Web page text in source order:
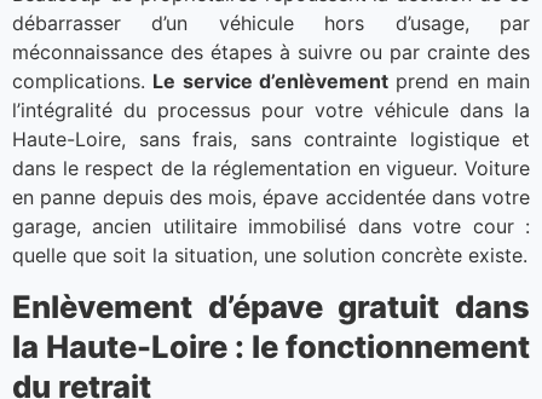
débarrasser d’un véhicule hors d’usage, par
méconnaissance des étapes à suivre ou par crainte des
complications. Le service d’enlèvement prend en main
l’intégralité du processus pour votre véhicule dans la
Haute-Loire, sans frais, sans contrainte logistique et
dans le respect de la réglementation en vigueur. Voiture
en panne depuis des mois, épave accidentée dans votre
garage, ancien utilitaire immobilisé dans votre cour :
quelle que soit la situation, une solution concrète existe.
Enlèvement d’épave gratuit dans
la Haute-Loire : le fonctionnement
du retrait